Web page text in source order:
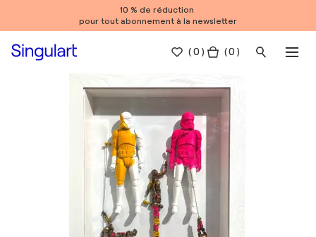
10 % de réduction
pour tout abonnement à la newsletter
(0 ) ( 0 )